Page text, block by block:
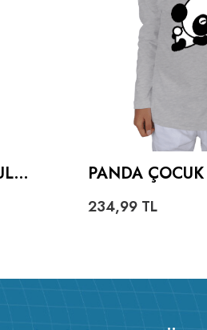
PANDA
234,99 TL